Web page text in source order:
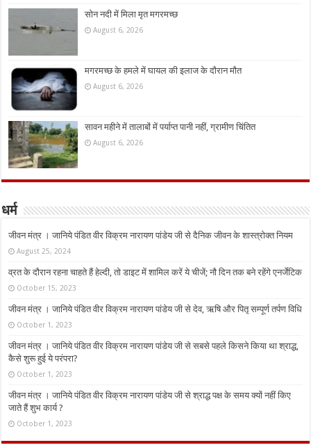
सोन नदी में मिला मृत मगरमच्छ
August 6, 2026
मगरमच्छ के हमले में घायल की इलाज के दौरान मौत
August 6, 2026
सावन महीने में तालाबों में पर्याप्त पानी नहीं, ग्रामीण चिंतित
August 6, 2026
धर्म
जीवन मंत्र । जानिये पंडित वीर विक्रम नारायण पांडेय जी से दैनिक जीवन के शास्त्रोक्त नियम
August 25, 2024
व्रत के दौरान रहना चाहते हैं हेल्दी, तो डाइट में शामिल करें ये चीजें; नौ दिन तक बने रहेंगे एनर्जेटिक
October 15, 2023
जीवन मंत्र । जानिये पंडित वीर विक्रम नारायण पांडेय जी से देव, ऋषि और पितृ सम्पूर्ण तर्पण विधि
October 1, 2023
जीवन मंत्र । जानिये पंडित वीर विक्रम नारायण पांडेय जी से सबसे पहले किसने किया था श्राद्ध,
कैसे शुरू हुई ये परंपरा?
October 1, 2023
जीवन मंत्र । जानिये पंडित वीर विक्रम नारायण पांडेय जी से श्राद्ध पक्ष के समय क्यों नहीं किए
जाते हैं शुभ कार्य ?
October 1, 2023